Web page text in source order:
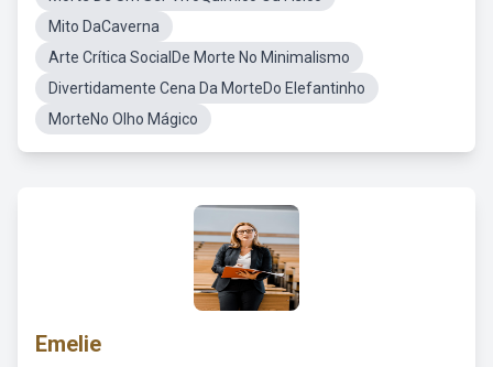
Mito DaCaverna
Arte Crítica SocialDe Morte No Minimalismo
Divertidamente Cena Da MorteDo Elefantinho
MorteNo Olho Mágico
Emelie